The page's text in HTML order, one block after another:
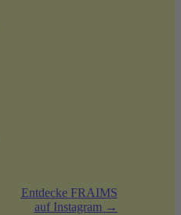
Entdecke FRAIMS
auf Instagram →